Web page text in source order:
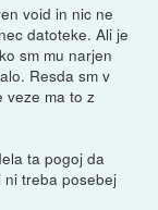
void in nic ne
datoteke. Ali je
sm mu narjen
Resda sm v
veze ma to z
ta pogoj da
ni treba posebej